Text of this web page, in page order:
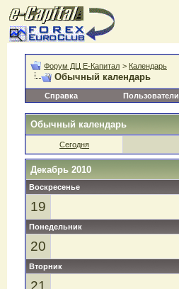
Форум ДЦ Е-Капитал > Календарь
Обычный календарь
Справка Пользователи
Обычный календарь
Сегодня
Декабрь 2010
Воскресенье
19
Понедельник
20
Вторник
21